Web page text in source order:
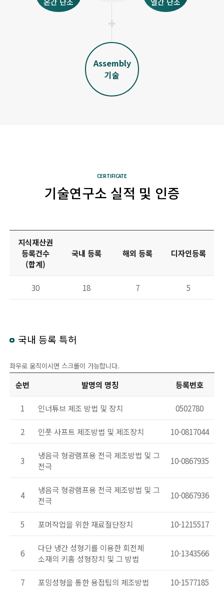
Assembly
기술
CERTIFICATE
기술연구소 실적 및 인증
지식재산권
등록건수
(합계)
국내 등록 해외 등록 디자인등록
30 18 7 5
국내 등록 특허
좌우로 움직이시면 스크롤이 가능합니다.
순번 발명의 명칭 등록번호
1 인너튜브 제조 방법 및 장치 0502780
2 인풋 사프트 제조방법 및 제조장치 10-0817044
3
냉음극 형광램프용 전극 제조방법 및 그
전극
10-0867935
4
냉음극 형광램프용 전극 제조방법 및 그
전극
10-0867936
5 포머작업을 위한 재료절단장치 10-1215517
6
다단 냉간 성형기를 이용한 회전체
소재의 키홈 성형장치 및 그 방법
10-1343566
7 포밍성형을 통한 용접팁의 제조방법 10-1577185